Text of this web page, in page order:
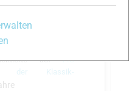
aufFIS
der Klassik-